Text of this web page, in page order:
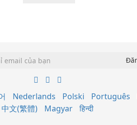
Nederlands Polski Português
中文(繁體)
Magyar हिन्दी